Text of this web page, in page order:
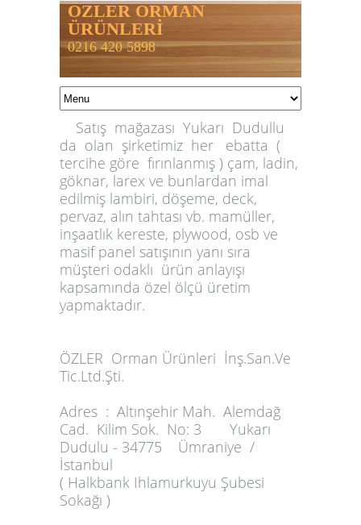
ÖZLER ORMAN
ÜRÜNLERİ
0216 420 5898
Satış mağazası Yukarı Dudullu
da olan şirketimiz her ebatta (
tercihe göre fırınlanmış ) çam, ladin,
göknar, larex ve bunlardan imal
edilmiş lambiri, döşeme, deck,
pervaz, alın tahtası vb. mamüller,
inşaatlık kereste, plywood, osb ve
masif panel satışının yanı sıra
müşteri odaklı ürün anlayışı
kapsamında özel ölçü üretim
yapmaktadır.
ÖZLER Orman Ürünleri İnş.San.Ve
Tic.Ltd.Şti.
Adres : Altınşehir Mah. Alemdağ
Cad. Kilim Sok. No: 3 Yukarı
Dudulu - 34775 Ümraniye /
İstanbul
( Halkbank Ihlamurkuyu Şubesi
Sokağı )